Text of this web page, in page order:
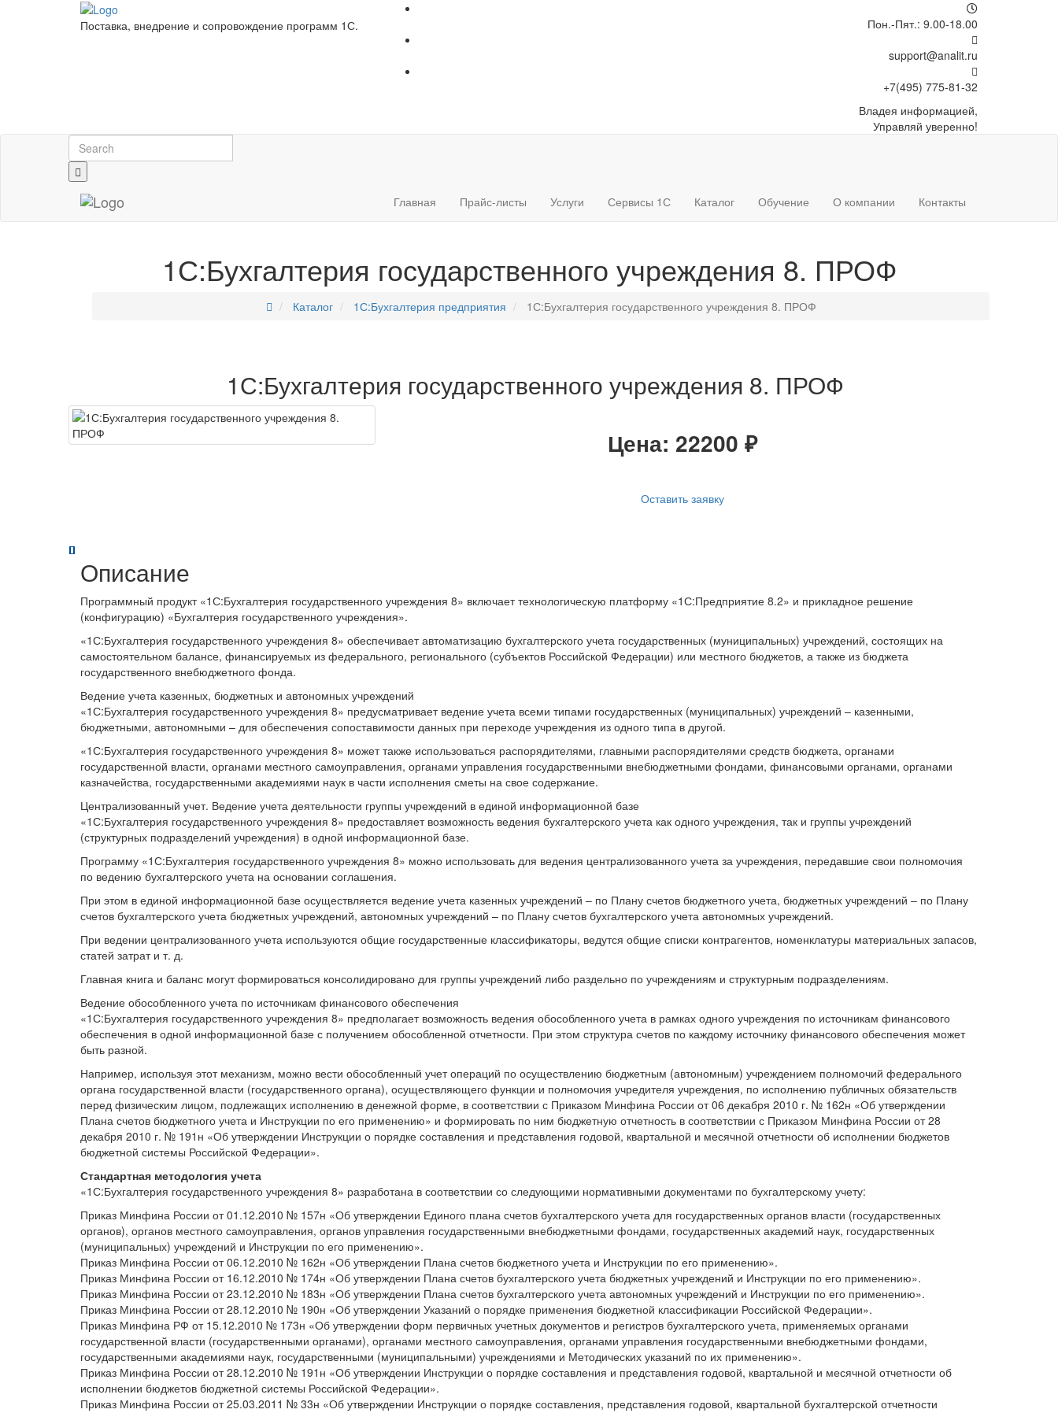
Поставка, внедрение и сопровождение программ 1С.
Пон.-Пят.: 9.00-18.00
support@analit.ru
+7(495) 775-81-32
Владея информацией,
Управляй уверенно!
Главная Прайс-листы Услуги Сервисы 1С Каталог Обучение О компании Контакты
1С:Бухгалтерия государственного учреждения 8. ПРОФ
Каталог 1С:Бухгалтерия предприятия 1С:Бухгалтерия государственного учреждения 8. ПРОФ
1С:Бухгалтерия государственного учреждения 8. ПРОФ
Цена: 22200 ₽
Оставить заявку
Описание
Программный продукт «1С:Бухгалтерия государственного учреждения 8» включает технологическую платформу «1С:Предприятие 8.2» и прикладное решение
(конфигурацию) «Бухгалтерия государственного учреждения».
«1С:Бухгалтерия государственного учреждения 8» обеспечивает автоматизацию бухгалтерского учета государственных (муниципальных) учреждений, состоящих на
самостоятельном балансе, финансируемых из федерального, регионального (субъектов Российской Федерации) или местного бюджетов, а также из бюджета
государственного внебюджетного фонда.
Ведение учета казенных, бюджетных и автономных учреждений
«1С:Бухгалтерия государственного учреждения 8» предусматривает ведение учета всеми типами государственных (муниципальных) учреждений – казенными,
бюджетными, автономными – для обеспечения сопоставимости данных при переходе учреждения из одного типа в другой.
«1С:Бухгалтерия государственного учреждения 8» может также использоваться распорядителями, главными распорядителями средств бюджета, органами
государственной власти, органами местного самоуправления, органами управления государственными внебюджетными фондами, финансовыми органами, органами
казначейства, государственными академиями наук в части исполнения сметы на свое содержание.
Централизованный учет. Ведение учета деятельности группы учреждений в единой информационной базе
«1С:Бухгалтерия государственного учреждения 8» предоставляет возможность ведения бухгалтерского учета как одного учреждения, так и группы учреждений
(структурных подразделений учреждения) в одной информационной базе.
Программу «1С:Бухгалтерия государственного учреждения 8» можно использовать для ведения централизованного учета за учреждения, передавшие свои полномочия
по ведению бухгалтерского учета на основании соглашения.
При этом в единой информационной базе осуществляется ведение учета казенных учреждений – по Плану счетов бюджетного учета, бюджетных учреждений – по Плану
счетов бухгалтерского учета бюджетных учреждений, автономных учреждений – по Плану счетов бухгалтерского учета автономных учреждений.
При ведении централизованного учета используются общие государственные классификаторы, ведутся общие списки контрагентов, номенклатуры материальных запасов,
статей затрат и т. д.
Главная книга и баланс могут формироваться консолидировано для группы учреждений либо раздельно по учреждениям и структурным подразделениям.
Ведение обособленного учета по источникам финансового обеспечения
«1С:Бухгалтерия государственного учреждения 8» предполагает возможность ведения обособленного учета в рамках одного учреждения по источникам финансового
обеспечения в одной информационной базе с получением обособленной отчетности. При этом структура счетов по каждому источнику финансового обеспечения может
быть разной.
Например, используя этот механизм, можно вести обособленный учет операций по осуществлению бюджетным (автономным) учреждением полномочий федерального
органа государственной власти (государственного органа), осуществляющего функции и полномочия учредителя учреждения, по исполнению публичных обязательств
перед физическим лицом, подлежащих исполнению в денежной форме, в соответствии с Приказом Минфина России от 06 декабря 2010 г. № 162н «Об утверждении
Плана счетов бюджетного учета и Инструкции по его применению» и формировать по ним бюджетную отчетность в соответствии с Приказом Минфина России от 28
декабря 2010 г. № 191н «Об утверждении Инструкции о порядке составления и представления годовой, квартальной и месячной отчетности об исполнении бюджетов
бюджетной системы Российской Федерации».
Стандартная методология учета
«1С:Бухгалтерия государственного учреждения 8» разработана в соответствии со следующими нормативными документами по бухгалтерскому учету:
Приказ Минфина России от 01.12.2010 № 157н «Об утверждении Единого плана счетов бухгалтерского учета для государственных органов власти (государственных
органов), органов местного самоуправления, органов управления государственными внебюджетными фондами, государственных академий наук, государственных
(муниципальных) учреждений и Инструкции по его применению».
Приказ Минфина России от 06.12.2010 № 162н «Об утверждении Плана счетов бюджетного учета и Инструкции по его применению».
Приказ Минфина России от 16.12.2010 № 174н «Об утверждении Плана счетов бухгалтерского учета бюджетных учреждений и Инструкции по его применению».
Приказ Минфина России от 23.12.2010 № 183н «Об утверждении Плана счетов бухгалтерского учета автономных учреждений и Инструкции по его применению».
Приказ Минфина России от 28.12.2010 № 190н «Об утверждении Указаний о порядке применения бюджетной классификации Российской Федерации».
Приказ Минфина РФ от 15.12.2010 № 173н «Об утверждении форм первичных учетных документов и регистров бухгалтерского учета, применяемых органами
государственной власти (государственными органами), органами местного самоуправления, органами управления государственными внебюджетными фондами,
государственными академиями наук, государственными (муниципальными) учреждениями и Методических указаний по их применению».
Приказ Минфина России от 28.12.2010 № 191н «Об утверждении Инструкции о порядке составления и представления годовой, квартальной и месячной отчетности об
исполнении бюджетов бюджетной системы Российской Федерации».
Приказ Минфина России от 25.03.2011 № 33н «Об утверждении Инструкции о порядке составления, представления годовой, квартальной бухгалтерской отчетности